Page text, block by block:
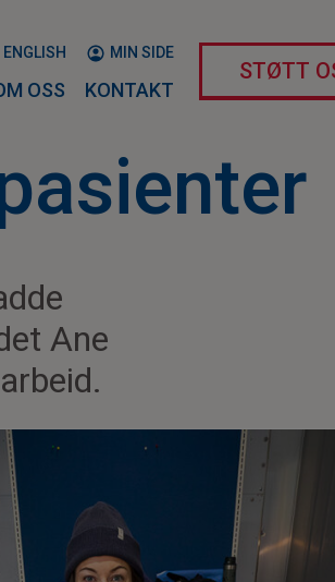
ENGLISH MIN SIDE
OSS KONTAKT
STØTT
Ane